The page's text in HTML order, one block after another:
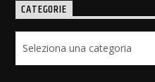
CATEGORIE